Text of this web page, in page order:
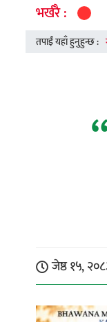
भर्खरै :
तपाईं यहाँ हुनुहुन्छ :
जेष्ठ १५,